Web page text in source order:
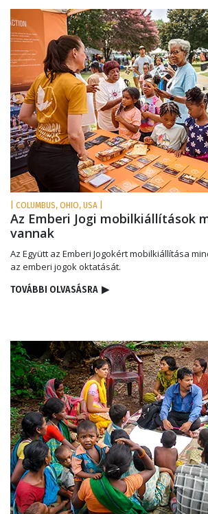
| COLUMBUS, OHIO, USA |
Az Emberi Jogi mobilkiállítások
vannak
Az Együtt az Emberi Jogokért mobilkiállítása
az emberi jogok oktatását.
TOVÁBBI OLVASÁSRA ▶